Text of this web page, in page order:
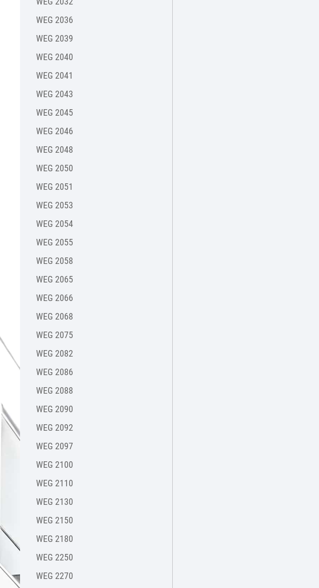
WEG 2036
WEG 2039
WEG 2040
WEG 2041
WEG 2043
WEG 2045
WEG 2046
WEG 2048
WEG 2050
WEG 2051
WEG 2053
WEG 2054
WEG 2055
WEG 2058
WEG 2065
WEG 2066
WEG 2068
WEG 2075
WEG 2082
WEG 2086
WEG 2088
WEG 2090
WEG 2092
WEG 2097
WEG 2100
WEG 2110
WEG 2130
WEG 2150
WEG 2180
WEG 2250
WEG 2270